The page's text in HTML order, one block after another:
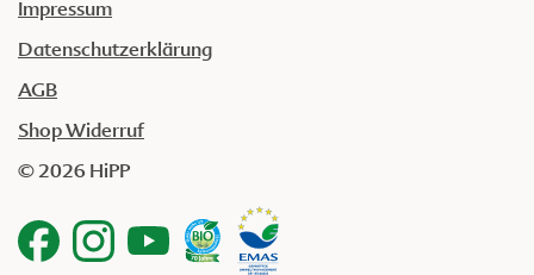
Impressum
Datenschutzerklärung
AGB
Shop Widerruf
© 2026 HiPP